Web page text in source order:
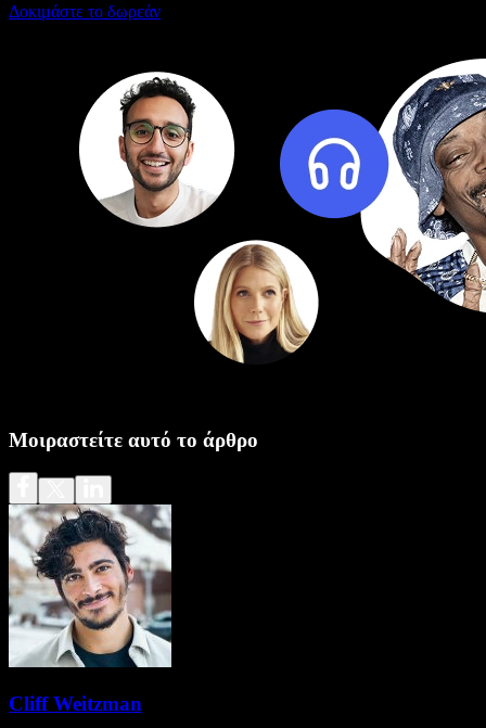
Δοκιμάστε το δωρεάν
Μοιραστείτε αυτό το άρθρο
Cliff Weitzman